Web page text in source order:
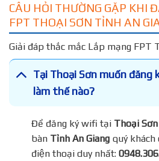
CÂU HỎI THƯỜNG GẶP KHI
FPT THOẠI SƠN TỈNH AN
Giải đáp thắc mắc Lắp mạng FPT
Tại Thoại Sơn muốn đăng
làm thế nào?
Để đăng ký wifi tạiThoại Sơn
bànTỉnh An Giangquý khách
điện thoại duy nhất: